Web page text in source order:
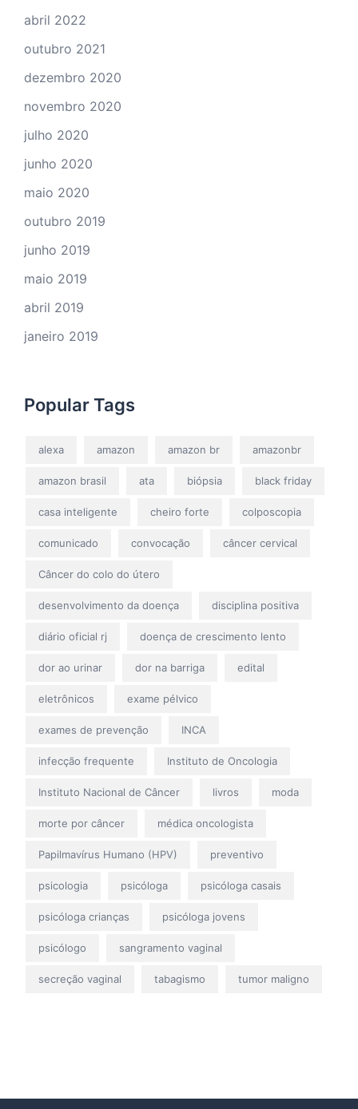
abril 2022
outubro 2021
dezembro 2020
novembro 2020
julho 2020
junho 2020
maio 2020
outubro 2019
junho 2019
maio 2019
abril 2019
janeiro 2019
Popular Tags
alexa amazon amazon br amazonbr
amazon brasil ata biópsia black friday
casa inteligente cheiro forte colposcopia
comunicado convocação câncer cervical
Câncer do colo do útero
desenvolvimento da doença disciplina positiva
diário oficial rj doença de crescimento lento
dor ao urinar dor na barriga edital
eletrônicos exame pélvico
exames de prevenção INCA
infecção frequente Instituto de Oncologia
Instituto Nacional de Câncer livros moda
morte por câncer médica oncologista
Papilmavírus Humano (HPV) preventivo
psicologia psicóloga psicóloga casais
psicóloga crianças psicóloga jovens
psicólogo sangramento vaginal
secreção vaginal tabagismo tumor maligno